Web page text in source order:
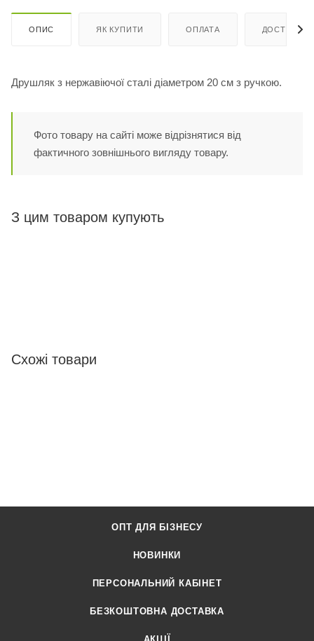
ОПИС ЯК КУПИТИ ОПЛАТА ДОСТАВКА
Друшляк з нержавіючої сталі діаметром 20 см з ручкою.
Фото товару на сайті може відрізнятися від
фактичного зовнішнього вигляду товару.
З цим товаром купують
Схожі товари
ОПТ ДЛЯ БІЗНЕСУ
НОВИНКИ
ПЕРСОНАЛЬНИЙ КАБІНЕТ
БЕЗКОШТОВНА ДОСТАВКА